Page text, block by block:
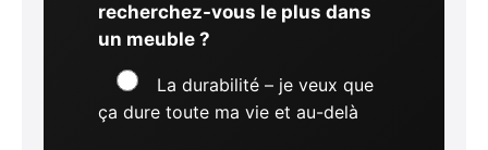
recherchez-vous le plus dans
un meuble ?
La durabilité – je veux que
ça dure toute ma vie et au-delà